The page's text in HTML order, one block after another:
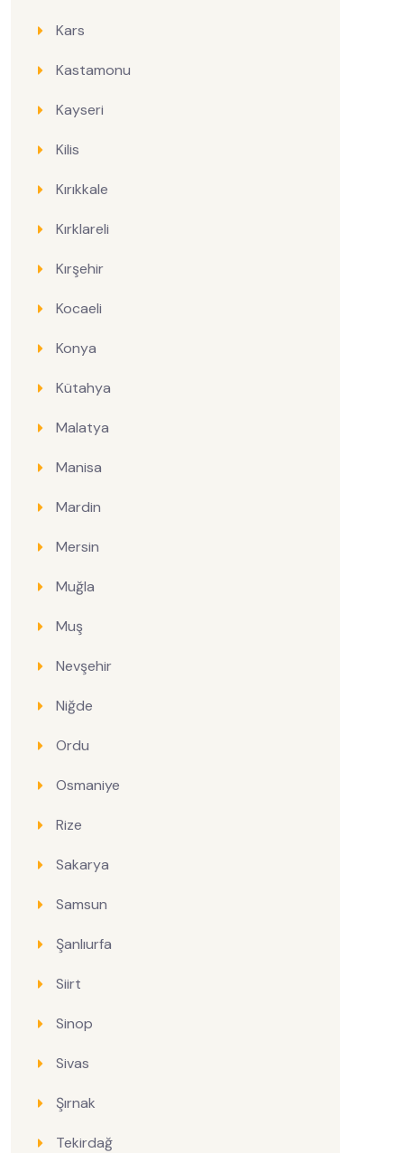
Kars
Kastamonu
Kayseri
Kilis
Kırıkkale
Kırklareli
Kırşehir
Kocaeli
Konya
Kütahya
Malatya
Manisa
Mardin
Mersin
Muğla
Muş
Nevşehir
Niğde
Ordu
Osmaniye
Rize
Sakarya
Samsun
Şanlıurfa
Siirt
Sinop
Sivas
Şırnak
Tekirdağ